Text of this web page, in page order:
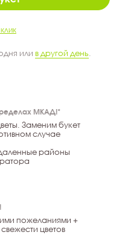
или в другой день
МКАД!*
Заменим букет
случае
районы
пожеланиями +
цветов